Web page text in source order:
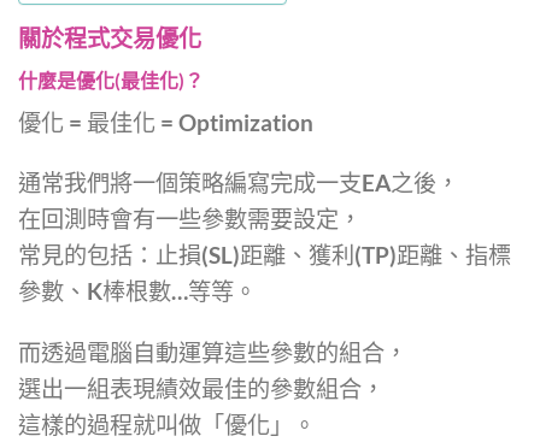
關於程式交易優化
什麼是優化(最佳化)？
優化 = 最佳化 = Optimization
通常我們將一個策略編寫完成一支EA之後，
在回測時會有一些參數需要設定，
常見的包括：止損(SL)距離、獲利(TP)距離、指標
參數、K棒根數…等等。
而透過電腦自動運算這些參數的組合，
選出一組表現績效最佳的參數組合，
這樣的過程就叫做「優化」。